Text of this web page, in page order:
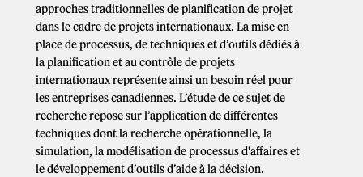
approches traditionnelles de planification de projet
dans le cadre de projets internationaux. La mise en
place de processus, de techniques et d’outils dédiés à
la planification et au contrôle de projets
internationaux représente ainsi un besoin réel pour
les entreprises canadiennes. L’étude de ce sujet de
recherche repose sur l’application de différentes
techniques dont la recherche opérationnelle, la
simulation, la modélisation de processus d'affaires et
le développement d’outils d’aide à la décision.